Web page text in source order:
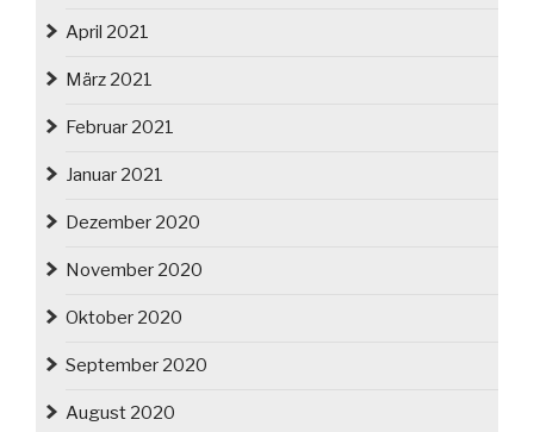
April 2021
März 2021
Februar 2021
Januar 2021
Dezember 2020
November 2020
Oktober 2020
September 2020
August 2020